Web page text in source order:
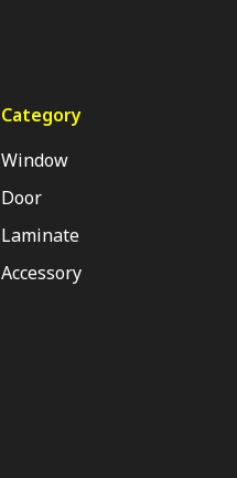
Category
Window
Door
Laminate
Accessory